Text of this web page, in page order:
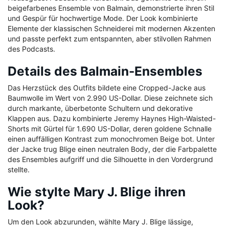
beigefarbenes Ensemble von Balmain, demonstrierte ihren Stil
und Gespür für hochwertige Mode. Der Look kombinierte
Elemente der klassischen Schneiderei mit modernen Akzenten
und passte perfekt zum entspannten, aber stilvollen Rahmen
des Podcasts.
Details des Balmain-Ensembles
Das Herzstück des Outfits bildete eine Cropped-Jacke aus
Baumwolle im Wert von 2.990 US-Dollar. Diese zeichnete sich
durch markante, überbetonte Schultern und dekorative
Klappen aus. Dazu kombinierte Jeremy Haynes High-Waisted-
Shorts mit Gürtel für 1.690 US-Dollar, deren goldene Schnalle
einen auffälligen Kontrast zum monochromen Beige bot. Unter
der Jacke trug Blige einen neutralen Body, der die Farbpalette
des Ensembles aufgriff und die Silhouette in den Vordergrund
stellte.
Wie stylte Mary J. Blige ihren
Look?
Um den Look abzurunden, wählte Mary J. Blige lässige,